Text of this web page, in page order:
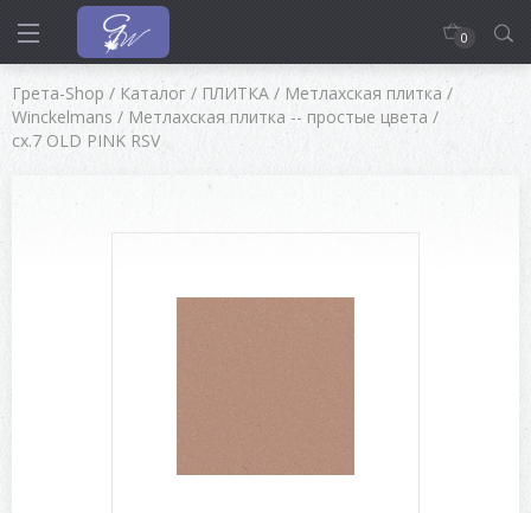
0
Грета-Shop / Каталог / ПЛИТКА / Метлахская плитка /
Winckelmans / Метлахская плитка -- простые цвета /
cx.7 OLD PINK RSV